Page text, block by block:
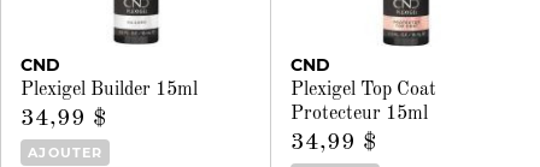
CND
Plexigel Builder 15ml
34,99 $
AJOUTER
CND
Plexigel Top Coat
Protecteur 15ml
34,99 $